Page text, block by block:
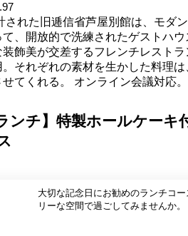
された旧逓信省芦屋別館は、モダ
、開放的で洗練されたゲストハ
装飾美が交差するフレンチレスト
。それぞれの素材を生かした料理
せてくれる。 オンライン会議対応
ンチ】特製ホールケー
大切な記念日にお勧めのランチコ
リーな空間で過ごしてみませんか。